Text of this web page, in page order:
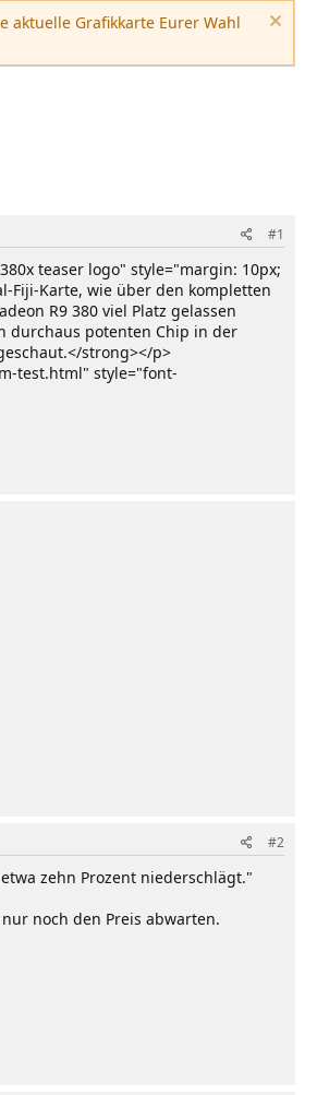
Grafikkarte Eurer Wahl
#1
teaser logo" style="margin: 10px;
Fiji-Karte, wie über den kompletten
R9 380 viel Platz gelassen
durchaus potenten Chip in der
strong></p>
test.html" style="font-
#2
zehn Prozent niederschlägt."
noch den Preis abwarten.